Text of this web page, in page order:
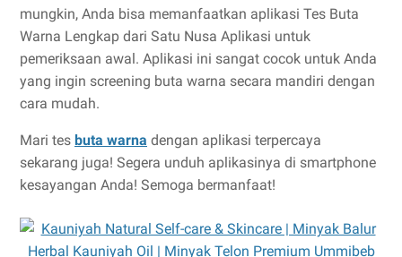
mungkin, Anda bisa memanfaatkan aplikasi Tes Buta
Warna Lengkap dari Satu Nusa Aplikasi untuk
pemeriksaan awal. Aplikasi ini sangat cocok untuk Anda
yang ingin screening buta warna secara mandiri dengan
cara mudah.
Mari tes buta warna dengan aplikasi terpercaya
sekarang juga! Segera unduh aplikasinya di smartphone
kesayangan Anda! Semoga bermanfaat!